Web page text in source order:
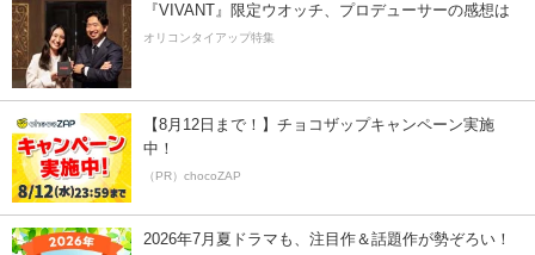
『VIVANT』限定ウオッチ、プロデューサーの感想は
オリコンタイアップ特集
【8月12日まで！】チョコザップキャンペーン実施
中！
（PR）chocoZAP
2026年7月夏ドラマも、注目作＆話題作が勢ぞろい！